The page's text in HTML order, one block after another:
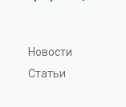
Новости
Статьи